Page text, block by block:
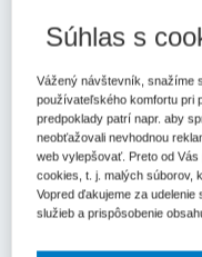
20. 11. 2025
obstarávanie
Kľúčové slová
Rozhodovacia prax
V rozhodnutí
Súhlas s
Vážený návštevník, snažíme
používateľského komfortu pri
predpoklady patrí napr. aby
neobťažovali nevhodnou
web vylepšovať. Preto od
cookies, t. j. malých súborov,
Vopred ďakujeme za
služieb a prispôsobenie